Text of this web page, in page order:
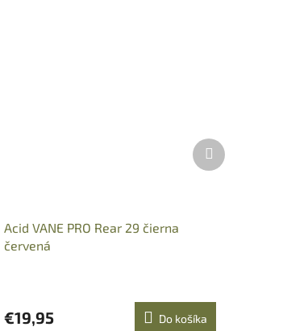
Acid VANE PRO Rear 29 čierna
červená
€19,95 Do košíka
Ďalší
produkt